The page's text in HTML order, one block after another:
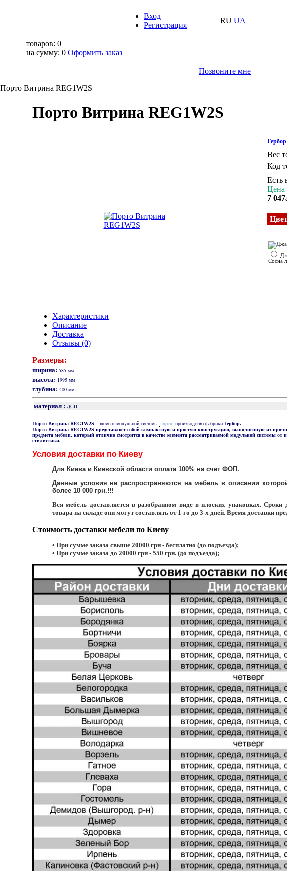
Вход
Регистрация
RU UA
товаров: 0
на сумму: 0 Оформить заказ
Позвоните мне
Порто Витрина REG1W2S
Порто Витрина REG1W2S
Вес
Код
Есть
Цена
7 047
Сосна
Характеристики
Описание
Доставка
Отзывы (0)
Размеры:
ширина: 585 мм
высота: 1995 мм
глубина: 400 мм
материал : ДСП
Порто Витрина REG1W2S - элемент модульной системы Порто , производство фабрики Гербор.
Порто Витрина REG1W2S представляет собой компактную и простую конструкцию, выполненную из
предмета мебели, который отлично смотрится в качестве элемента рассматриваемой модульной системы
стилистики.
Условия доставки по Киеву
Для Киева и Киевской области оплата 100% на счет ФОП.
Данные условия не распространяются на мебель в описании
более 10 000 грн.!!!
Вся мебель доставляется в разобранном виде в плоских упаковках.
товара на складе они могут составлять от 1-го до 3-х дней. Время доставки
Стоимость доставки мебели по Киеву
• При сумме заказа свыше 20000 грн - бесплатно (до подъезда);
• При сумме заказа до 20000 грн - 550 грн. (до подъезда);